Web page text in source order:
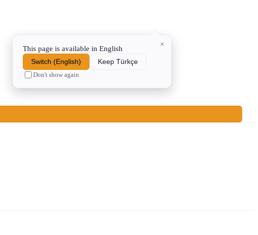
This page is available in English
Switch (English) Keep Türkçe
Don't show again